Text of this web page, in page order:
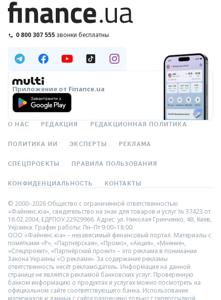
0 800 307 555 звонки бесплатны
Приложение от Finance.ua
О НАС РЕДАКЦИЯ РЕДАКЦИОННАЯ ПОЛИТИКА
ПОЛИТИКА ИИ ЭКСПЕРТЫ РЕКЛАМА
СПЕЦПРОЕКТЫ ПРАВИЛА ПОЛЬЗОВАНИЯ
КОНФИДЕНЦИАЛЬНОСТЬ КОНТАКТЫ
© 2000–2026 Общество с ограниченной ответственностью
«Файненс.юа», свидетельство на знак для товаров и услуг № 37423 от
16.02.2004, ЕДРПОУ 22929966. Адрес: ул. Николая Гринченко, 4В, Киев,
Украина. График работы: Пн–Пт 9:00–18:00.
ООО «Файненс.юа» – независимый финансовый портал. Материалы с
пометками «Р», «Партнёрская», «Промо», «Акция», «Мнение»,
«Спецпроект», «Партнёрский проект» – это реклама в понимании
Закона Украины «О рекламе». За содержание рекламы
ответственность несёт рекламодатель. Информация на данной
странице не является рекламой банковских услуг. Проверенную
банком информацию о продуктах и услугах можно посмотреть на
официальном сайте соответствующего банка. Использование
материалов и данных с сайта разрешено только с гиперссылкой